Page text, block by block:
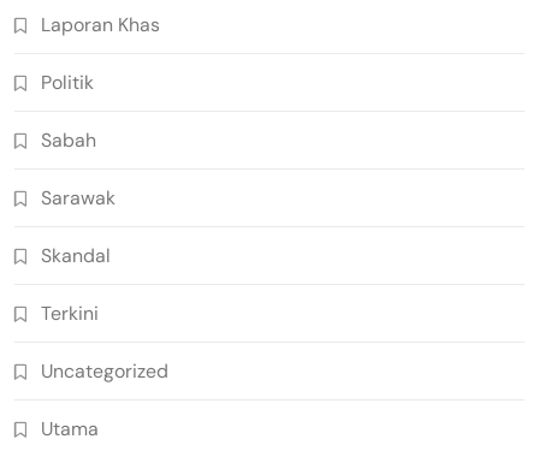
Laporan Khas
Politik
Sabah
Sarawak
Skandal
Terkini
Uncategorized
Utama